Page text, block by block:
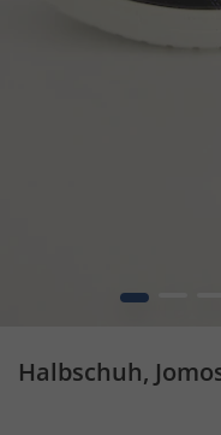
1
Halbschuh,